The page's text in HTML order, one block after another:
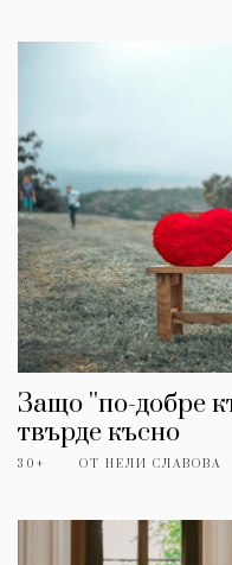
Защо ''по-добре
твърде късно
30+ ОТ НЕЛИ СЛАВОВА